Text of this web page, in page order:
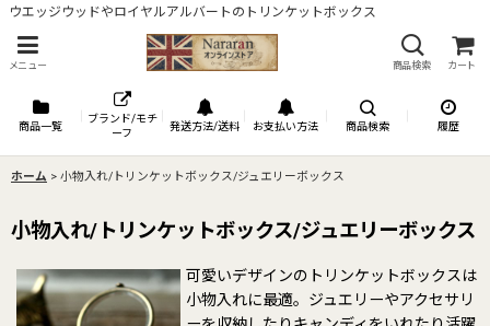
ウエッジウッドやロイヤルアルバートのトリンケットボックス
メニュー 商品検索 カート
商品一覧
ブランド/モチ
ーフ
発送方法/送料 お支払い方法 商品検索 履歴
ホーム > 小物入れ/トリンケットボックス/ジュエリーボックス
小物入れ/トリンケットボックス/ジュエリーボックス
可愛いデザインのトリンケットボックスは
小物入れに最適。ジュエリーやアクセサリ